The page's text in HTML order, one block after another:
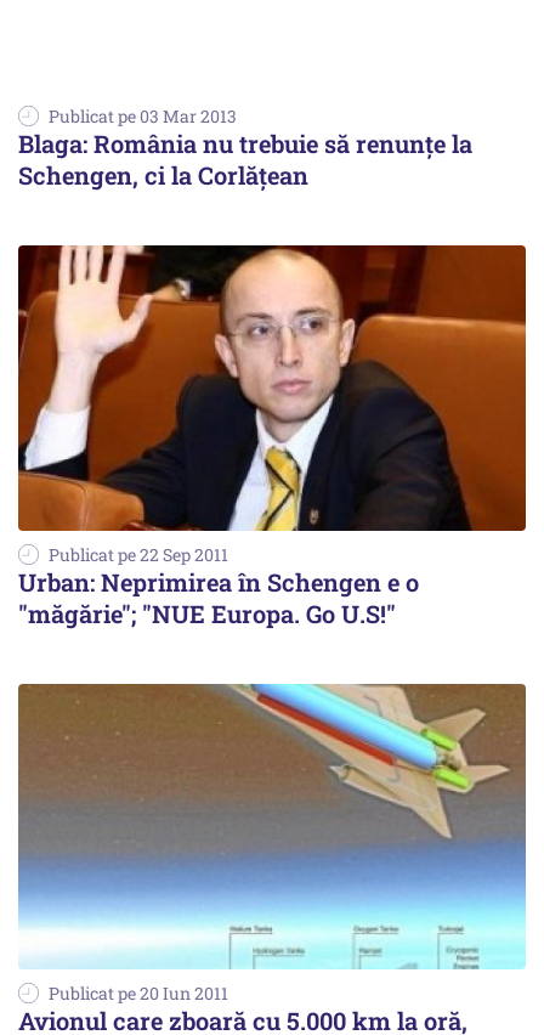
Publicat pe 03 Mar 2013
Blaga: România nu trebuie să renunţe la
Schengen, ci la Corlăţean
Publicat pe 22 Sep 2011
Urban: Neprimirea în Schengen e o
"măgărie"; "NUE Europa. Go U.S!"
Publicat pe 20 Iun 2011
Avionul care zboară cu 5.000 km la oră,